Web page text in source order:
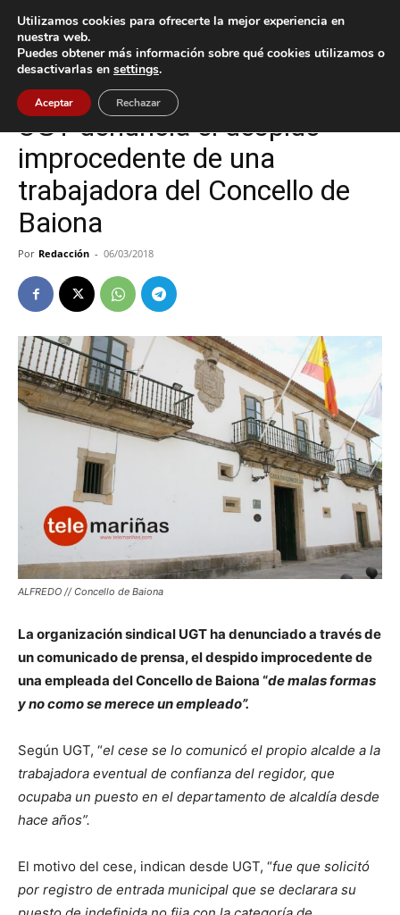
Inicio Baiona
Baiona Política
UGT denuncia el despido
improcedente de una
trabajadora del Concello de
Baiona
Por Redacción - 06/03/2018
ALFREDO // Concello de Baiona
La organización sindical UGT ha denunciado a través de
un comunicado de prensa, el despido improcedente de
una empleada del Concello de Baiona “de malas formas
y no como se merece un empleado”.
Según UGT, “el cese se lo comunicó el propio alcalde a la
trabajadora eventual de confianza del regidor, que
ocupaba un puesto en el departamento de alcaldía desde
hace años”.
El motivo del cese, indican desde UGT, “fue que solicitó
por registro de entrada municipal que se declarara su
Utilizamos cookies para ofrecerte la mejor experiencia en
nuestra web.
Puedes obtener más información sobre qué cookies utilizamos o
desactivarlas en settings.
Aceptar Rechazar